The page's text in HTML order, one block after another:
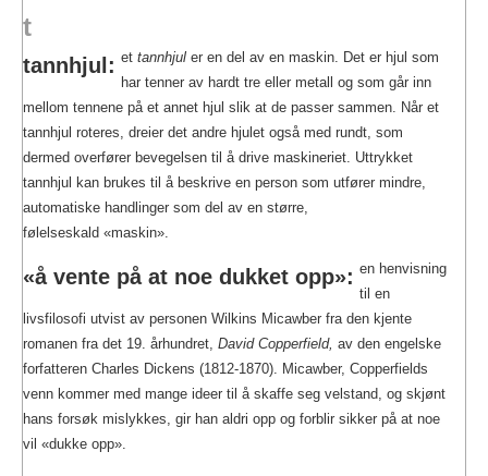
t
tannhjul: et tannhjul er en del av en maskin. Det er hjul som
har tenner av hardt tre eller metall og som går inn
mellom tennene på et annet hjul slik at de passer sammen. Når et
tannhjul roteres, dreier det andre hjulet også med rundt, som
dermed overfører bevegelsen til å drive maskineriet. Uttrykket
tannhjul kan brukes til å beskrive en person som utfører mindre,
automatiske handlinger som del av en større,
følelseskald «maskin».
«å vente på at noe dukket opp»: en henvisning
til en
livsfilosofi utvist av personen Wilkins Micawber fra den kjente
romanen fra det 19. århundret, David Copperfield, av den engelske
forfatteren Charles Dickens (1812-1870). Micawber, Copperfields
venn kommer med mange ideer til å skaffe seg velstand, og skjønt
hans forsøk mislykkes, gir han aldri opp og forblir sikker på at noe
vil «dukke opp».